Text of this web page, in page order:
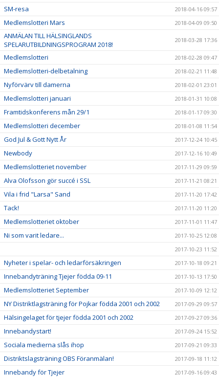
SM-resa 2018-04-16 09:57
Medlemslotteri Mars 2018-04-09 09:50
ANMÄLAN TILL HÄLSINGLANDS
SPELARUTBILDNINGSPROGRAM 2018!
2018-03-28 17:36
Medlemslotteri 2018-02-28 09:47
Medlemslotteri-delbetalning 2018-02-21 11:48
Nyförvärv till damerna 2018-02-01 23:01
Medlemslotteri januari 2018-01-31 10:08
Framtidskonferens mån 29/1 2018-01-17 09:30
Medlemslotteri december 2018-01-08 11:54
God Jul & Gott Nytt År 2017-12-24 10:45
Newbody 2017-12-16 10:49
Medlemslotteriet november 2017-11-29 09:59
Alva Olofsson gör succé i SSL 2017-11-21 08:21
Vila i frid "Larsa" Sand 2017-11-20 17:42
Tack! 2017-11-20 11:20
Medlemslotteriet oktober 2017-11-01 11:47
Ni som varit ledare...
2017-10-25 12:08
2017-10-23 11:52
Nyheter i spelar- och ledarförsäkringen 2017-10-18 09:21
Innebandyträning Tjejer födda 09-11 2017-10-13 17:50
Medlemslotteriet September 2017-10-09 12:12
NY Distriktlagsträning för Pojkar födda 2001 och 2002 2017-09-29 09:57
Hälsingelaget för tjejer födda 2001 och 2002 2017-09-27 09:36
Innebandystart! 2017-09-24 15:52
Sociala medierna slås ihop 2017-09-21 09:33
Distriktslagsträning OBS Föranmälan! 2017-09-18 11:12
Innebandy för Tjejer 2017-09-16 09:43